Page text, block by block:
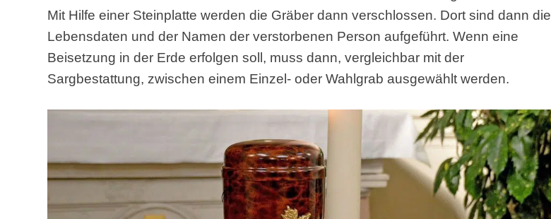
Mit Hilfe einer Steinplatte werden die Gräber dann verschlossen. Dort sind dann die
Lebensdaten und der Namen der verstorbenen Person aufgeführt. Wenn eine
Beisetzung in der Erde erfolgen soll, muss dann, vergleichbar mit der
Sargbestattung, zwischen einem Einzel- oder Wahlgrab ausgewählt werden.